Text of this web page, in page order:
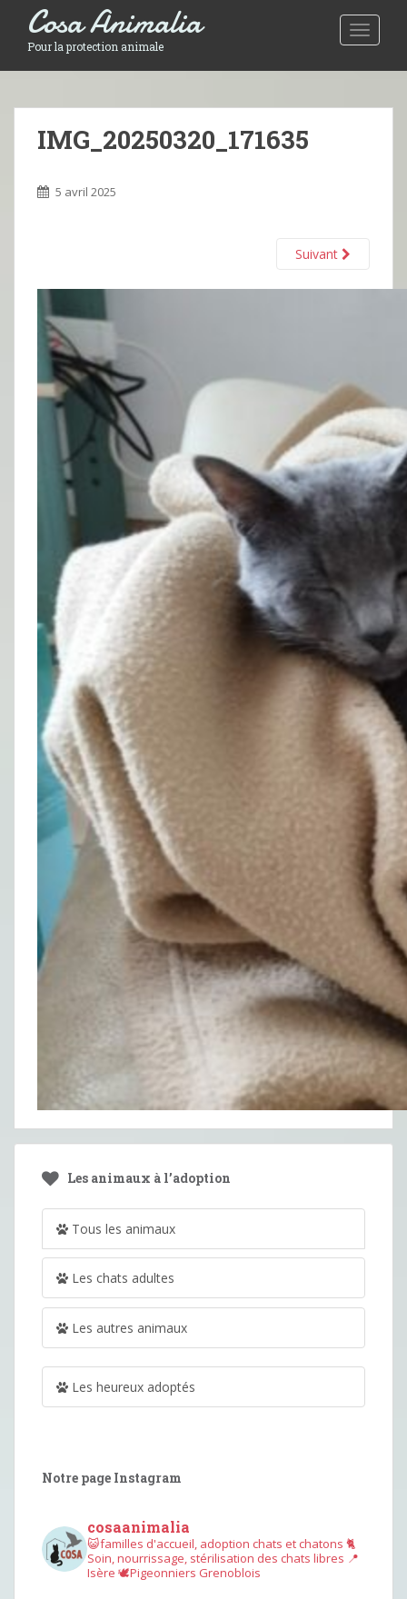
Toggle
Cosa Animalia
Pour la protection animale
IMG_20250320_171635
5 avril 2025
Suivant
Les animaux à l’adoption
Tous les animaux
Les chats adultes
Les autres animaux
Les heureux adoptés
Notre page Instagram
cosaanimalia
😺familles d'accueil, adoption chats et chatons 🐈
Soin, nourrissage, stérilisation des chats libres 📍
Isère 🕊︎Pigeonniers Grenoblois